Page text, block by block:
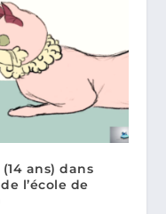
ans) dans
l’école de